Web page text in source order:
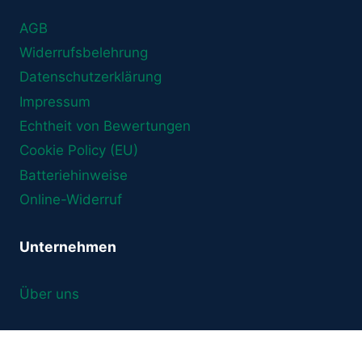
AGB
Widerrufsbelehrung
Datenschutzerklärung
Impressum
Echtheit von Bewertungen
Cookie Policy (EU)
Batteriehinweise
Online-Widerruf
Unternehmen
Über uns